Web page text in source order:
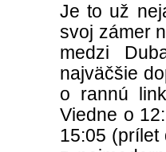
Je to už
svoj zámer
medzi
najväčšie
o rannú
Viedne o
15:05 (prílet